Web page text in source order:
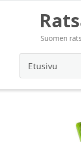
Suomen